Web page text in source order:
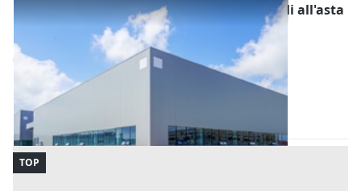
Fabbricati Costruiti per Esigenze Industriali all'asta
a Nuoro
Tortolì (Nuoro)
Offerta minima
608.000 €
Codice asta:
Asta chiusa
TOP